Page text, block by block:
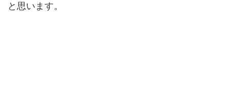
と思います。